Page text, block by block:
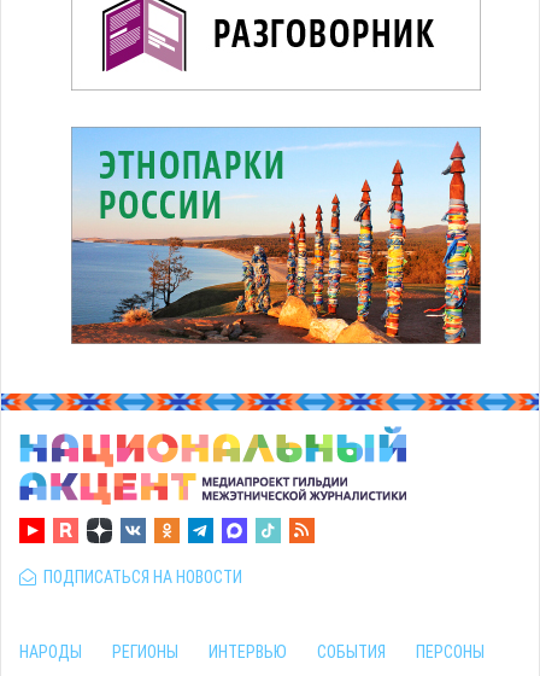
ПОДПИСАТЬСЯ НА НОВОСТИ
НАРОДЫ РЕГИОНЫ ИНТЕРВЬЮ СОБЫТИЯ ПЕРСОНЫ